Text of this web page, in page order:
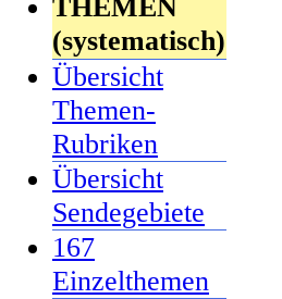
THEMEN
(systematisch)
Übersicht
Themen-
Rubriken
Übersicht
Sendegebiete
167
Einzelthemen